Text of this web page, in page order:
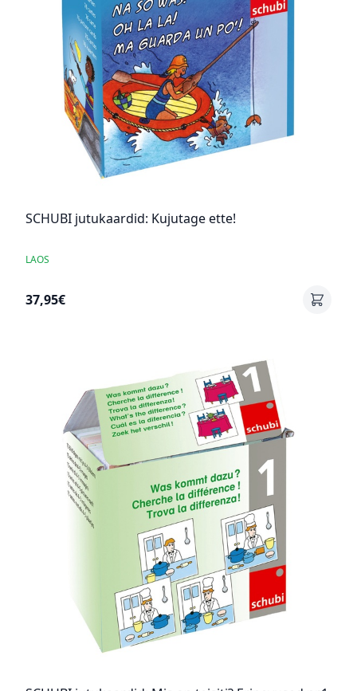
SCHUBI jutukaardid: Kujutage ette!
LAOS
37,95€